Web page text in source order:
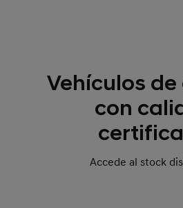
Vehículos
con
Accede al stock